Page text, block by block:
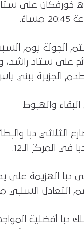
مساءً.
على ستاد
الجزيرة ببني
البقاء والهبوط
في المركز الـ12.
دبا الهزيمة على
التعادل السلبي
دبا أفضلية